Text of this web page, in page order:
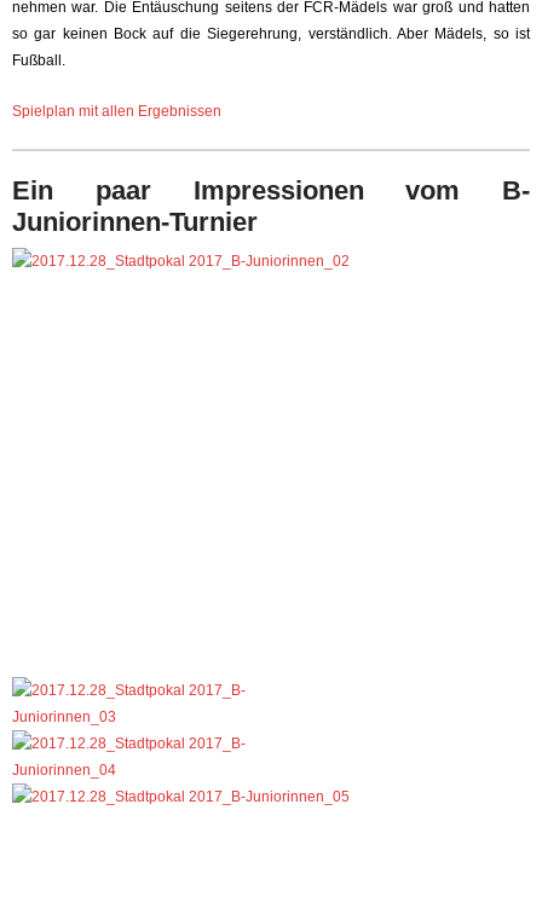
nehmen war. Die Entäuschung seitens der FCR-Mädels war groß und hatten
so gar keinen Bock auf die Siegerehrung, verständlich. Aber Mädels, so ist
Fußball.
Spielplan mit allen Ergebnissen
Ein paar Impressionen vom B-
Juniorinnen-Turnier